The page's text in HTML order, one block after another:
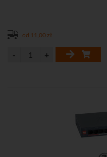
• Metalowa obudowa
ścianie.od 11,00 zł